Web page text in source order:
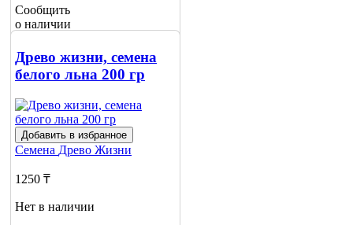
Сообщить
о наличии
Древо жизни, семена
белого льна 200 гр
Добавить в избранное
Семена Древо Жизни
1250 ₸
Нет в наличии